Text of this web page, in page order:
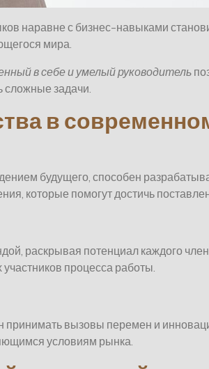
наравне с бизнес-навыками
мира.
в себе и умелый руководитель
сложные задачи.
в
будущего, способен
которые помогут достичь
раскрывая потенциал каждого
процесса работы.
вызовы перемен и
условиям рынка.